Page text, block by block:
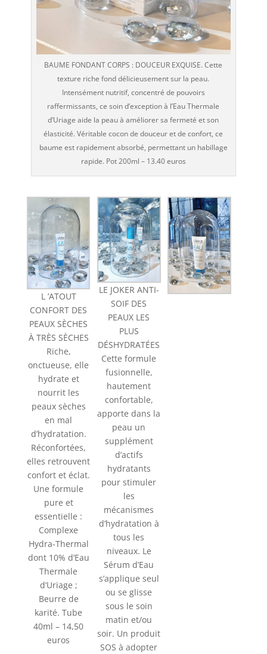
BAUME FONDANT CORPS : DOUCEUR EXQUISE. Cette
texture riche fond délicieusement sur la peau.
Intensément nutritif, concentré de pouvoirs
raffermissants, ce soin d’exception à l’Eau Thermale
d’Uriage aide la peau à améliorer sa fermeté et son
élasticité. Véritable cocon de douceur et de confort, ce
baume est rapidement absorbé, permettant un habillage
rapide. Pot 200ml – 13.40 euros
L ’ATOUT
CONFORT DES
PEAUX SÈCHES
À TRÈS SÈCHES
Riche,
onctueuse, elle
hydrate et
nourrit les
peaux sèches
en mal
d’hydratation.
Réconfortées,
elles retrouvent
confort et éclat.
Une formule
pure et
essentielle :
Complexe
Hydra-Thermal
dont 10% d’Eau
Thermale
d’Uriage ;
Beurre de
karité. Tube
40ml – 14,50
euros
LE JOKER ANTI-
SOIF DES
PEAUX LES
PLUS
DÉSHYDRATÉES
Cette formule
fusionnelle,
hautement
confortable,
apporte dans la
peau un
supplément
d’actifs
hydratants
pour stimuler
les
mécanismes
d’hydratation à
tous les
niveaux. Le
Sérum d’Eau
s’applique seul
ou se glisse
sous le soin
matin et/ou
soir. Un produit
SOS à adopter